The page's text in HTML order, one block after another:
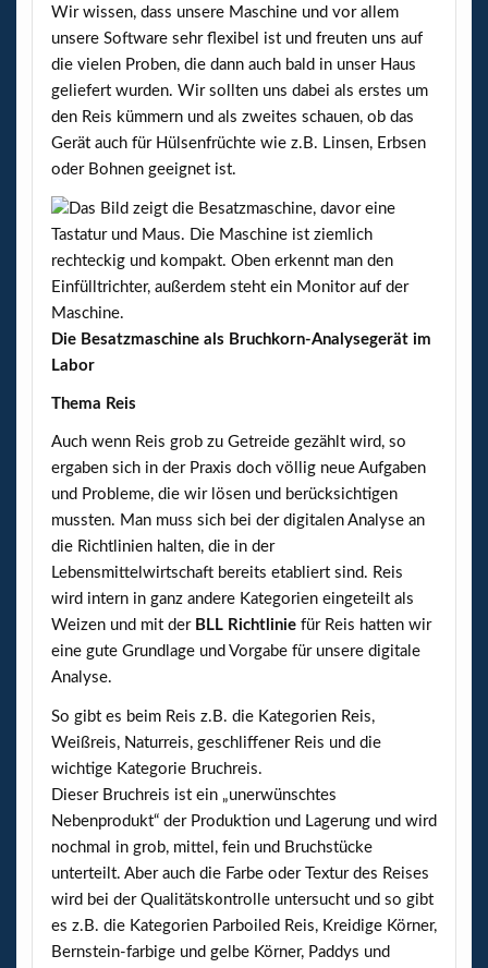
Wir wissen, dass unsere Maschine und vor allem
unsere Software sehr flexibel ist und freuten uns auf
die vielen Proben, die dann auch bald in unser Haus
geliefert wurden. Wir sollten uns dabei als erstes um
den Reis kümmern und als zweites schauen, ob das
Gerät auch für Hülsenfrüchte wie z.B. Linsen, Erbsen
oder Bohnen geeignet ist.
Die Besatzmaschine als Bruchkorn-Analysegerät im
Labor
Thema Reis
Auch wenn Reis grob zu Getreide gezählt wird, so
ergaben sich in der Praxis doch völlig neue Aufgaben
und Probleme, die wir lösen und berücksichtigen
mussten. Man muss sich bei der digitalen Analyse an
die Richtlinien halten, die in der
Lebensmittelwirtschaft bereits etabliert sind. Reis
wird intern in ganz andere Kategorien eingeteilt als
Weizen und mit der BLL Richtliniefür Reis hatten wir
eine gute Grundlage und Vorgabe für unsere digitale
Analyse.
So gibt es beim Reis z.B. die Kategorien Reis,
Weißreis, Naturreis, geschliffener Reis und die
wichtige Kategorie Bruchreis.
Dieser Bruchreis ist ein „unerwünschtes
Nebenprodukt“ der Produktion und Lagerung und wird
nochmal in grob, mittel, fein und Bruchstücke
unterteilt. Aber auch die Farbe oder Textur des Reises
wird bei der Qualitätskontrolle untersucht und so gibt
es z.B. die Kategorien Parboiled Reis, Kreidige Körner,
Bernstein-farbige und gelbe Körner, Paddys und